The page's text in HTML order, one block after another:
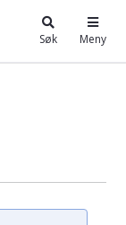
Søk Meny